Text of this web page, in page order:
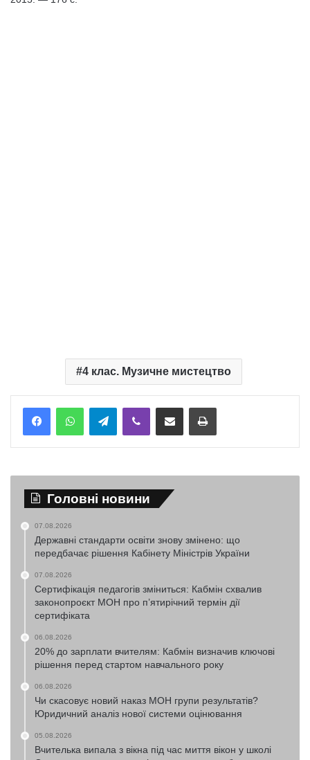
4 клас. Музичне мистецтво
TelegramViber Надіслати електронною поштоюНадрукувати
Головні новини
07.08.2026
Державні стандарти освіти знову змінено: що
передбачає рішення Кабінету Міністрів України
07.08.2026
Сертифікація педагогів зміниться: Кабмін схвалив
законопроєкт МОН про п’ятирічний термін дії
сертифіката
06.08.2026
20% до зарплати вчителям: Кабмін визначив ключові
рішення перед стартом навчального року
06.08.2026
Чи скасовує новий наказ МОН групи результатів?
Юридичний аналіз нової системи оцінювання
05.08.2026
Вчителька випала з вікна під час миття вікон у школі